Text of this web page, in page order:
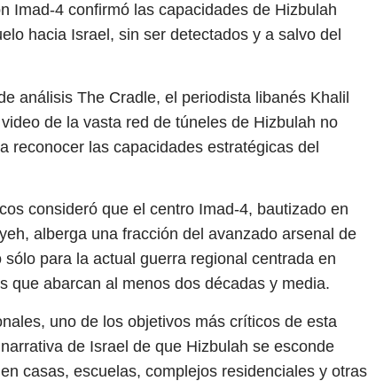
Imad-4 confirmó las capacidades de Hizbulah
hacia Israel, sin ser detectados y a salvo del
análisis The Cradle, el periodista libanés Khalil
de la vasta red de túneles de Hizbulah no
reconocer las capacidades estratégicas del
consideró que el centro Imad-4, bautizado en
alberga una fracción del avanzado arsenal de
para la actual guerra regional centrada en
que abarcan al menos dos décadas y media.
uno de los objetivos más críticos de esta
de Israel de que Hizbulah se esconde
casas, escuelas, complejos residenciales y otras